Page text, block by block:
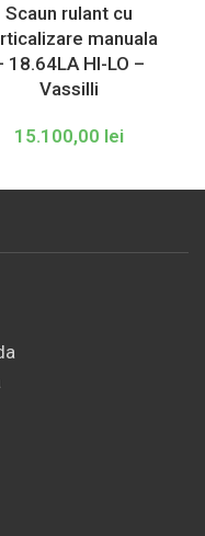
Scaun rulant cu
manuala
18.64LA HI-LO –
Vassilli
15.100,00 lei